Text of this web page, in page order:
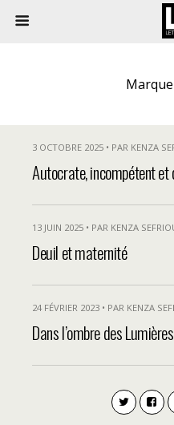
3 OCTOBRE 2025 • PAR KENZA
Autocrate, incompétent
13 JUIN 2025 • PAR KENZA
Deuil et maternité
24 FÉVRIER 2023 • PAR KENZA
Dans l’ombre des Lumières